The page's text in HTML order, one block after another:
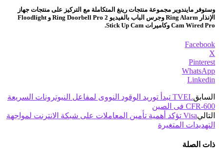
وستوفر مايندوير مجموعة منتجات رينغ المتكاملة مع التركيز على منتجات جهاز
الإنذار Ring Alarm وجرس الباب بالفيديو Ring Doorbell Pro 2 و Floodlight
Cam Wired Pro وكاميرات Stick Up Cam.
Facebook
X
Pinterest
WhatsApp
Linkedin
السابق
TVEL تبدأ توريد الوقود النووى لمفاعل النيوترونات السريعة
CFR-600 فى الصين
التالي
Visa تؤكد أهمية تأمين المعاملات على شبكة الانترنت لمواجهة
التهديدات المتغيرة
ذات الصلة